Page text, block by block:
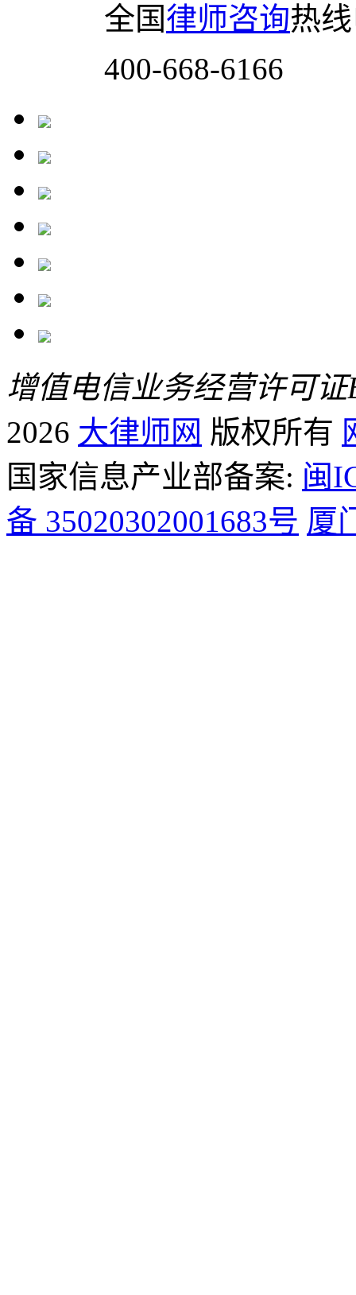
全国律师咨询热
400-668-6166
增值电信业务经营许可证
2026 大律师网 版权所有
国家信息产业部备案: 闽
备 35020302001683号 厦